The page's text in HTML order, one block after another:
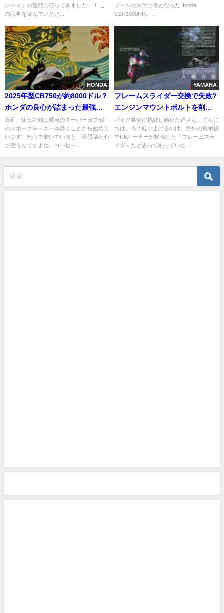
レース』の観戦に行ってきました！！ こ
の記事を読んでいただ...
ブームの火付け役となったHonda
CBR1000RR。...
HONDA
2025年型CB750が約8000ドル？
ホンダの良心が詰まった最強の
スタンダード
最近、休日の朝は愛車のスーパーカブ50
のスポークを一本一本磨くことから始めて
います。無心で磨いていると、不思議と心
が整うんですよね。コーヒー...
YAMAHA
フレームスライダー交換で失敗?
エンジンマウントボルトを削っ
た時の対処法
バイク整備に挑戦し始めた皆さん、こんに
ちは。今回取り上げるのは、海外の掲示板
でR6オーナーが投稿した「フレームスラ
イダーだと思って削っていた...